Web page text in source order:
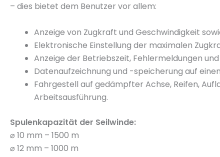
– dies bietet dem Benutzer vor allem:
Anzeige von Zugkraft und Geschwindigkeit
Elektronische Einstellung der maximalen
Anzeige der Betriebszeit, Fehlermeldungen
Datenaufzeichnung und -speicherung auf
Fahrgestell auf gedämpfter Achse, Reifen,
Arbeitsausführung.
Spulenkapazität der Seilwinde:
⌀ 10 mm – 1500 m
⌀ 12 mm – 1000 m